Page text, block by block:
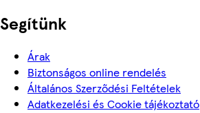
Segítünk
Árak
Biztonságos online rendelés
Általános Szerződési Feltételek
Adatkezelési és Cookie tájékoztató